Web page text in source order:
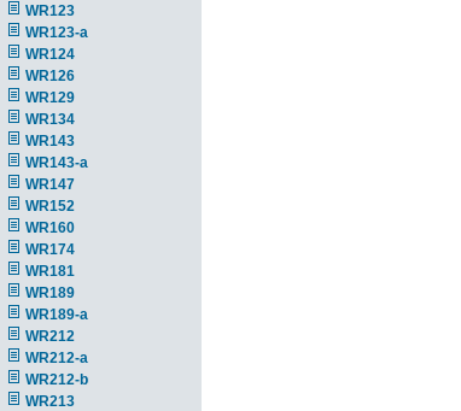
WR123
WR123-a
WR124
WR126
WR129
WR134
WR143
WR143-a
WR147
WR152
WR160
WR174
WR181
WR189
WR189-a
WR212
WR212-a
WR212-b
WR213